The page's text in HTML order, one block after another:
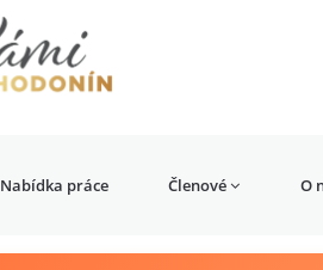
Nabídka práce Členové O